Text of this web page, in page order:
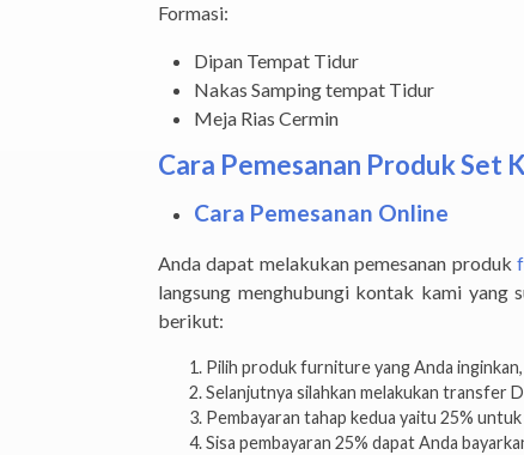
Formasi:
Dipan Tempat Tidur
Nakas Samping tempat Tidur
Meja Rias Cermin
Cara Pemesanan Produk Set
Cara Pemesanan Online
Anda dapat melakukan pemesanan produk
langsung menghubungi kontak kami yang
berikut:
Pilih produk furniture yang Anda
Selanjutnya silahkan melakukan transfer
Pembayaran tahap kedua yaitu 25%
Sisa pembayaran 25% dapat Anda